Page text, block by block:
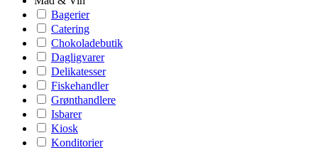
Bagerier
Catering
Chokoladebutik
Dagligvarer
Delikatesser
Fiskehandler
Grønthandlere
Isbarer
Kiosk
Konditorier